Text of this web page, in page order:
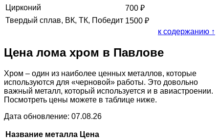
Цирконий
700 ₽
Твердый сплав, ВК, ТК, Победит 1500 ₽
к содержанию ↑
Цена лома хром в Павлове
Хром – один из наиболее ценных металлов, которые
используются для «черновой» работы. Это довольно
важный металл, который используется и в авиастроении.
Посмотреть цены можете в таблице ниже.
Дата обновление: 07.08.26
Название металла Цена